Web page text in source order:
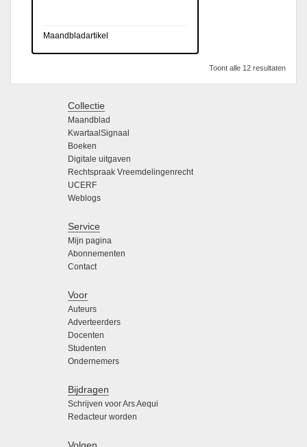
Maandbladartikel
Toont alle 12 resultaten
Collectie
Maandblad
KwartaalSignaal
Boeken
Digitale uitgaven
Rechtspraak Vreemdelingenrecht
UCERF
Weblogs
Service
Mijn pagina
Abonnementen
Contact
Voor
Auteurs
Adverteerders
Docenten
Studenten
Ondernemers
Bijdragen
Schrijven voor Ars Aequi
Redacteur worden
Volgen